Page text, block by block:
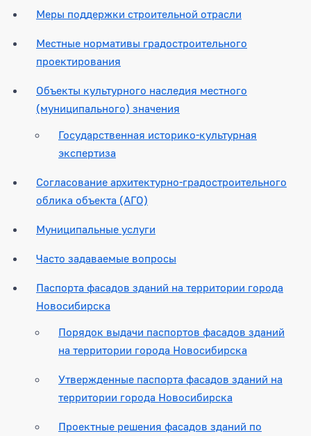
Меры поддержки строительной отрасли
Местные нормативы градостроительного
проектирования
Объекты культурного наследия местного
(муниципального) значения
Государственная историко-культурная
экспертиза
Согласование архитектурно-градостроительного
облика объекта (АГО)
Муниципальные услуги
Часто задаваемые вопросы
Паспорта фасадов зданий на территории города
Новосибирска
Порядок выдачи паспортов фасадов зданий
на территории города Новосибирска
Утвержденные паспорта фасадов зданий на
территории города Новосибирска
Проектные решения фасадов зданий по